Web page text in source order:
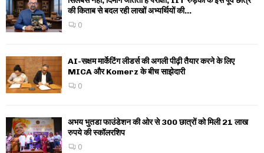
की किताब से बदल रही लाखों अभ्यर्थियों की...
0
AI-सक्षम मार्केटिंग लीडर्स की अगली पीढ़ी तैयार करने के लिए
MICA और Komerz के बीच साझेदारी
0
अभय भुतडा फाउंडेशन की ओर से 300 छात्रों को मिली 21 लाख
रुपये की स्कॉलरशिप
0